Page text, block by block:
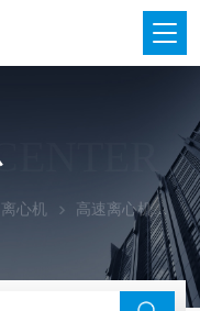
离心机 高速离心机